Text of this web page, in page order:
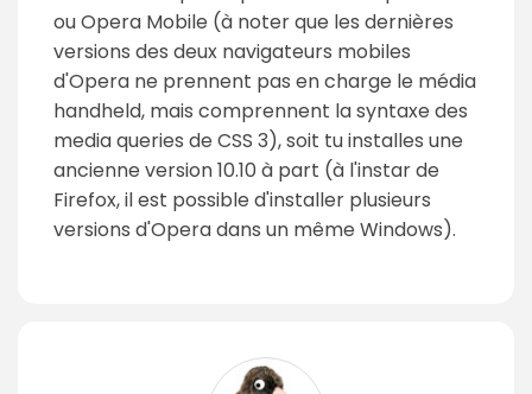
ou Opera Mobile (à noter que les dernières
versions des deux navigateurs mobiles
d'Opera ne prennent pas en charge le média
handheld, mais comprennent la syntaxe des
media queries de CSS 3), soit tu installes une
ancienne version 10.10 à part (à l'instar de
Firefox, il est possible d'installer plusieurs
versions d'Opera dans un même Windows).